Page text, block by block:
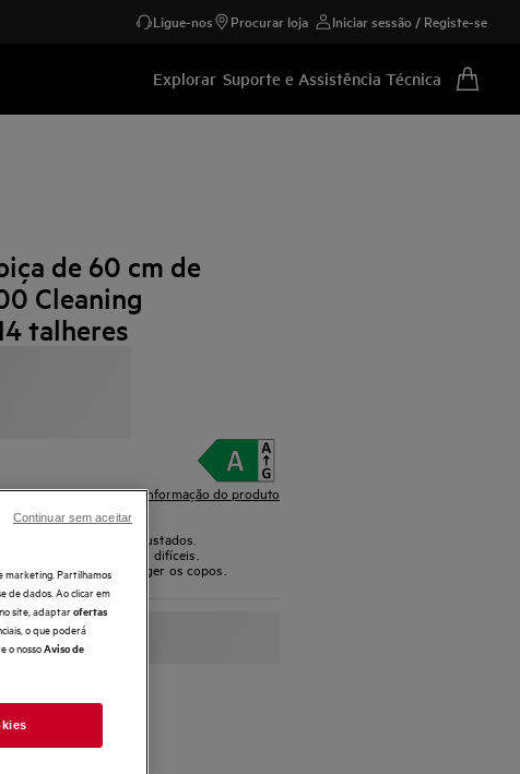
Ligue-nos Procurar loja Iniciar sessão / Registe-se
Explorar Suporte e Assistência Técnica
de 60 cm de
Cleaning
talheres
Ficha de informação do produto
resíduos secos ou incrustados.
até os resíduos mais difíceis.
SoftGrips para proteger os copos.
marketing. Partilhamos
de dados. Ao clicar em
no site, adaptarofertas
o que poderá
o nossoAviso de
Continuar sem aceitar